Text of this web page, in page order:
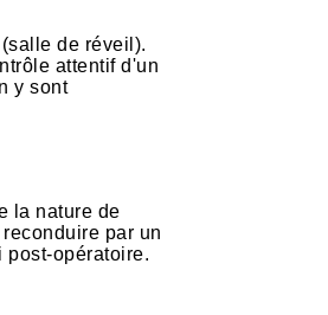
de réveil).
attentif d'un
y sont
la nature de
par un
post-opératoire.